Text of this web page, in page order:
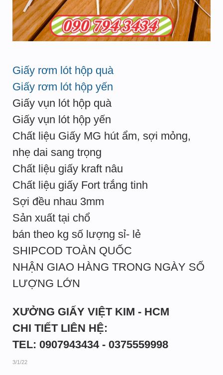
Giấy rơm lót hộp quà
Giấy rơm lót hộp yến
Giấy vụn lót hộp quà
Giấy vụn lót hộp yến
Chất liệu Giấy MG hút ẩm, sợi mỏng,
nhẹ dai sang trọng
Chất liệu giấy kraft nâu
Chất liệu giấy Fort trắng tinh
Sợi đều nhau 3mm
Sản xuất tại chổ
bán theo kg số lượng sỉ- lẻ
SHIPCOD TOÀN QUỐC
NHẬN GIAO HÀNG TRONG NGÀY SỐ
LƯỢNG LỚN
XƯỞNG GIẤY VIỆT KIM - HCM
CHI TIẾT LIÊN HỆ:
TEL: 0907943434 - 0375559998
3/1/22